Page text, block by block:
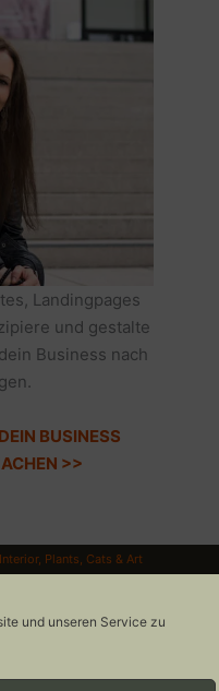
und unseren Service zu
Landingpages
und gestalte
Business nach
BUSINESS
>>
Plants, Cats & Art